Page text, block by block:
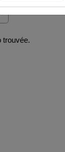
trouvée.